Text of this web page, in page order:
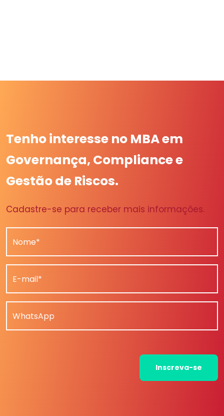
Tenho interesse no MBA em
Governança, Compliance e
Gestão de Riscos.
Cadastre-se para receber mais informações.
Nome*
E-mail*
WhatsApp
Inscreva-se